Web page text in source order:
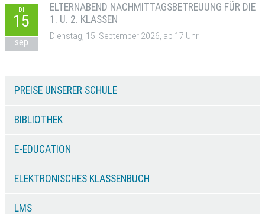
DI
15
sep
ELTERNABEND NACHMITTAGSBETREUUNG FÜR DIE
1. U. 2. KLASSEN
Dienstag, 15. September 2026, ab 17 Uhr
PREISE UNSERER SCHULE
BIBLIOTHEK
E-EDUCATION
ELEKTRONISCHES KLASSENBUCH
LMS